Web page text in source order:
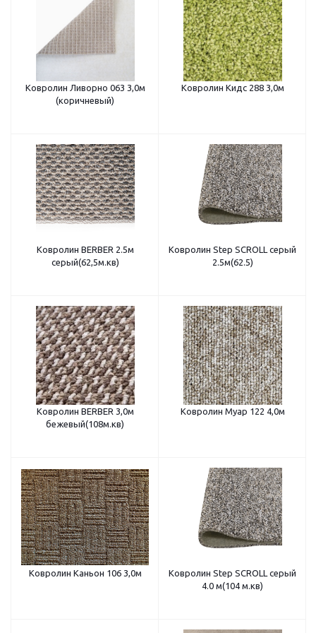
Ковролин Ливорно 063 3,0м
(коричневый)
Ковролин Кидс 288 3,0м
Ковролин BERBER 2.5м
серый(62,5м.кв)
Ковролин Step SCROLL серый
2.5м(62.5)
Ковролин BERBER 3,0м
бежевый(108м.кв)
Ковролин Муар 122 4,0м
Ковролин Каньон 106 3,0м
Ковролин Step SCROLL серый
4.0 м(104 м.кв)